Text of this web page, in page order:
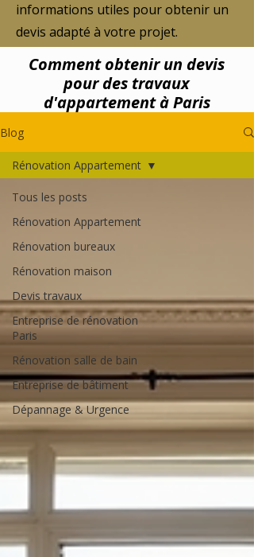
informations utiles pour obtenir un
devis adapté à votre projet.
Comment obtenir un devis
pour des travaux
d'appartement à Paris
Blog
Tous les posts
Rénovation Appartement
Rénovation bureaux
Rénovation maison
Devis travaux
Entreprise de rénovation
Paris
Rénovation salle de bain
Entreprise de bâtiment
Dépannage & Urgence
Rénovation Appartement